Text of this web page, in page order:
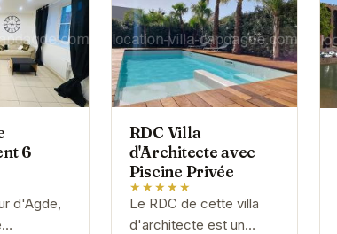
6
d'Agde,
RDC Villa
d'Architecte avec
Piscine Privée
★★★★★
Le RDC de cette villa
d'architecte est un